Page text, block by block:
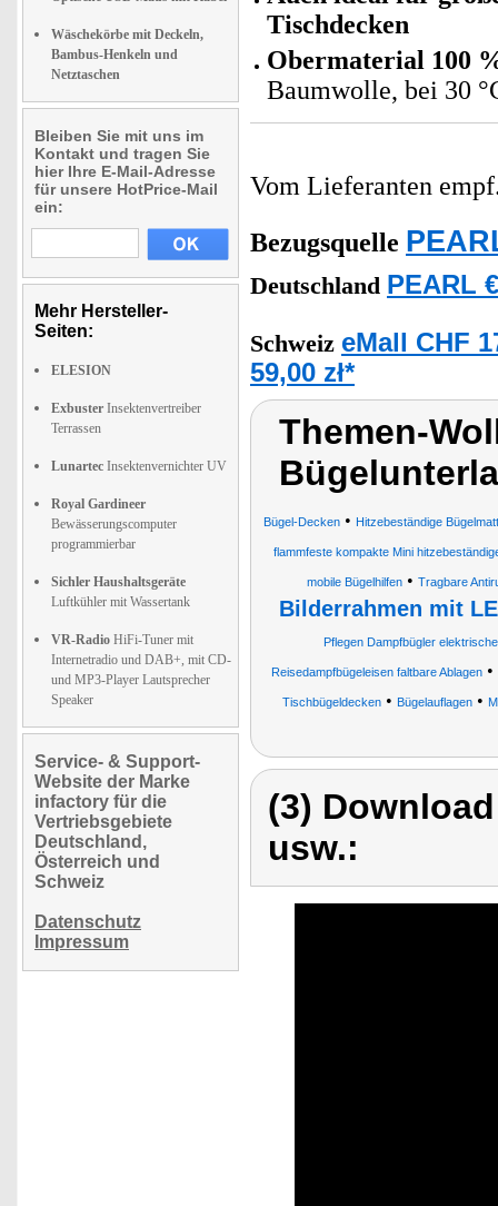
Wäschekörbe mit Deckeln,
Bambus-Henkeln und
Netztaschen
Bleiben Sie mit uns im
Kontakt und tragen Sie
hier Ihre E-Mail-Adresse
für unsere HotPrice-Mail
ein:
Mehr Hersteller-
Seiten:
ELESION
Exbuster Insektenvertreiber
Terrassen
Lunartec Insektenvernichter UV
Royal Gardineer
Bewässerungscomputer
programmierbar
Sichler Haushaltsgeräte
Luftkühler mit Wassertank
VR-Radio HiFi-Tuner mit
Internetradio und DAB+, mit CD-
und MP3-Player Lautsprecher
Speaker
Service- & Support-
Website der Marke
infactory für die
Vertriebsgebiete
Deutschland,
Österreich und
Schweiz
Datenschutz
Impressum
Tischdecken
Obermaterial 100
Baumwolle, bei 30
Vom Lieferanten
Bezugsquelle
Deutschland PEARL
Schweiz eMall CHF
59,00 zł*
Themen-
Bügel-Decken • Hitzebeständige
flammfeste kompakte Mini
mobile Bügelhilfen• Tragbare
Bilderrahmen mit
Pflegen Dampfbügler
Reisedampfbügeleisen faltbare Ablagen•
Tischbügeldecken • Bügelauflagen •
(3)
usw.: